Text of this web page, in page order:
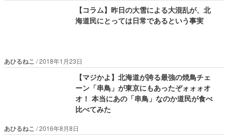
【コラム】昨日の大雪による大混乱が、北
海道民にとっては日常であるという事実
あひるねこ 2018年1月23日
【マジかよ】北海道が誇る最強の焼鳥チェ
ーン「串鳥」が東京にもあったぞォォォオ
オ！ 本当にあの「串鳥」なのか道民が食べ
比べてみた
あひるねこ 2016年8月8日